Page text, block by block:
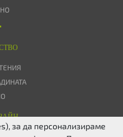
за да персонализираме